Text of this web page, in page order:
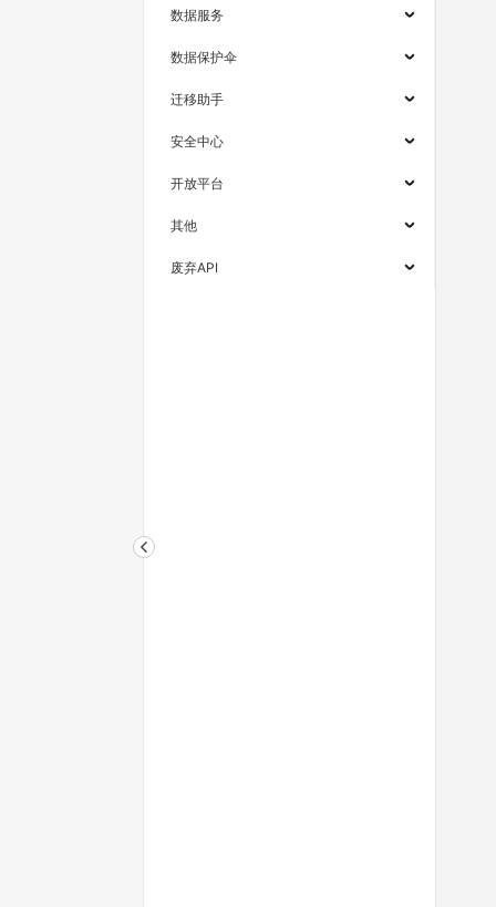
数据服务
数据保护伞
迁移助手
安全中心
开放平台
其他
废弃API